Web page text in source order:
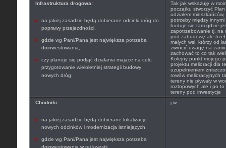
Infrastruktura drogowa:
na jakiej zasadzie będą dobierane odcinki dróg do
poprawy przejezdności,
gdzie wg Pani/Pana jest największa potrzeba
doinwestowania,
czy planuje się podjąć działania mające na celu
przygotowanie wieloletniej strategii budowy
nowych dróg
Tak jak wskazuję w
początku stworzyć
udziałem
potrzeby między
buduje się tam gdzie
zapotrzebowanie tj. na
pod zabudowę ale
małych wsi, którzy od
zwrócić uwagę na
zachować to co tak
Kolejny punkt mojego
projektu melioracji dla
uzupełnieniem
rowów melioracyjnych
tereny nie pływały w
roztopowych ale i po
tereny pod inwestycje
Chodniki:
na jakiej zasadzie będą dobierane lokalizacje
nowych odcinków i modernizacja istniejących,
gdzie wg Pani/Pana jest największa potrzeba
j.w.